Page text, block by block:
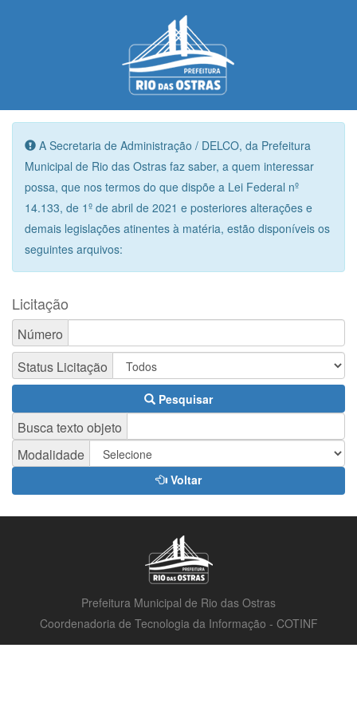
A Secretaria de Administração / DELCO, da Prefeitura
Municipal de Rio das Ostras faz saber, a quem interessar
possa, que nos termos do que dispõe a Lei Federal nº
14.133, de 1º de abril de 2021 e posteriores alterações e
demais legislações atinentes à matéria, estão disponíveis os
seguintes arquivos:
Licitação
Número
Status Licitação
Pesquisar
Busca texto objeto
Modalidade
Voltar
Prefeitura Municipal de Rio das Ostras
Coordenadoria de Tecnologia da Informação - COTINF